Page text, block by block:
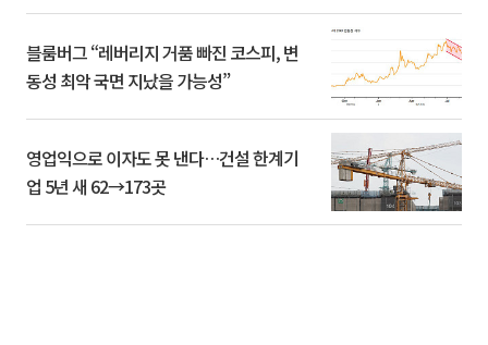
블룸버그 “레버리지 거품 빠진 코스피, 변
동성 최악 국면 지났을 가능성”
영업익으로 이자도 못 낸다…건설 한계기
업 5년 새 62→173곳